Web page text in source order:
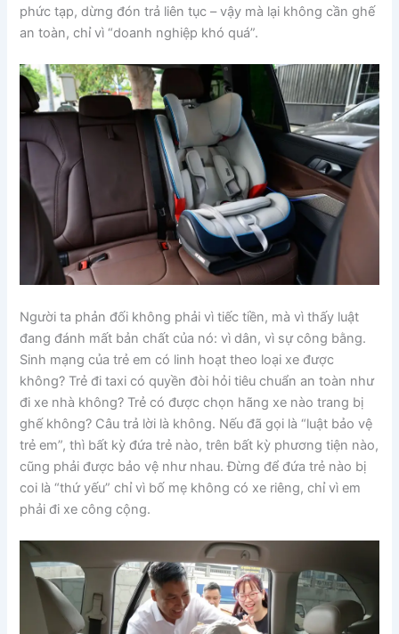
phức tạp, dừng đón trả liên tục – vậy mà lại không cần ghế
an toàn, chỉ vì “doanh nghiệp khó quá”.
Người ta phản đối không phải vì tiếc tiền, mà vì thấy luật
đang đánh mất bản chất của nó: vì dân, vì sự công bằng.
Sinh mạng của trẻ em có linh hoạt theo loại xe được
không? Trẻ đi taxi có quyền đòi hỏi tiêu chuẩn an toàn như
đi xe nhà không? Trẻ có được chọn hãng xe nào trang bị
ghế không? Câu trả lời là không. Nếu đã gọi là “luật bảo vệ
trẻ em”, thì bất kỳ đứa trẻ nào, trên bất kỳ phương tiện nào,
cũng phải được bảo vệ như nhau. Đừng để đứa trẻ nào bị
coi là “thứ yếu” chỉ vì bố mẹ không có xe riêng, chỉ vì em
phải đi xe công cộng.